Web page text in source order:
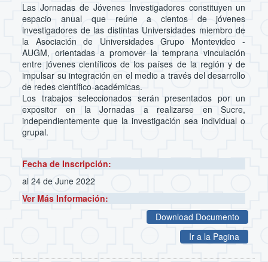
Las Jornadas de Jóvenes Investigadores constituyen un
espacio anual que reúne a cientos de jóvenes
investigadores de las distintas Universidades miembro de
la Asociación de Universidades Grupo Montevideo -
AUGM, orientadas a promover la temprana vinculación
entre jóvenes científicos de los países de la región y de
impulsar su integración en el medio a través del desarrollo
de redes científico-académicas.
Los trabajos seleccionados serán presentados por un
expositor en la Jornadas a realizarse en Sucre,
independientemente que la investigación sea individual o
grupal.
Fecha de Inscripción:
al 24 de June 2022
Ver Más Información:
Download Documento
Ir a la Pagina